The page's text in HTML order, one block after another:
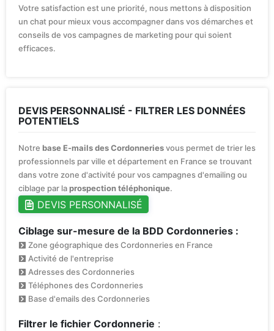
Votre satisfaction est une priorité, nous mettons à disposition
un chat pour mieux vous accompagner dans vos démarches et
conseils de vos campagnes de marketing pour qui soient
efficaces.
DEVIS PERSONNALISÉ - FILTRER LES DONNÉES
POTENTIELS
Notre base E-mails des Cordonneriesvous permet de trier les
professionnels par ville et département en France se trouvant
dans votre zone d'activité pour vos campagnes d'emailing ou
ciblage par laprospection téléphonique.
DEVIS PERSONNALISÉ
Ciblage sur-mesure de la BDD Cordonneries :
Zone géographique des Cordonneries en France
Activité de l'entreprise
Adresses des Cordonneries
Téléphones des Cordonneries
Base d'emails des Cordonneries
Filtrer le fichier Cordonnerie :